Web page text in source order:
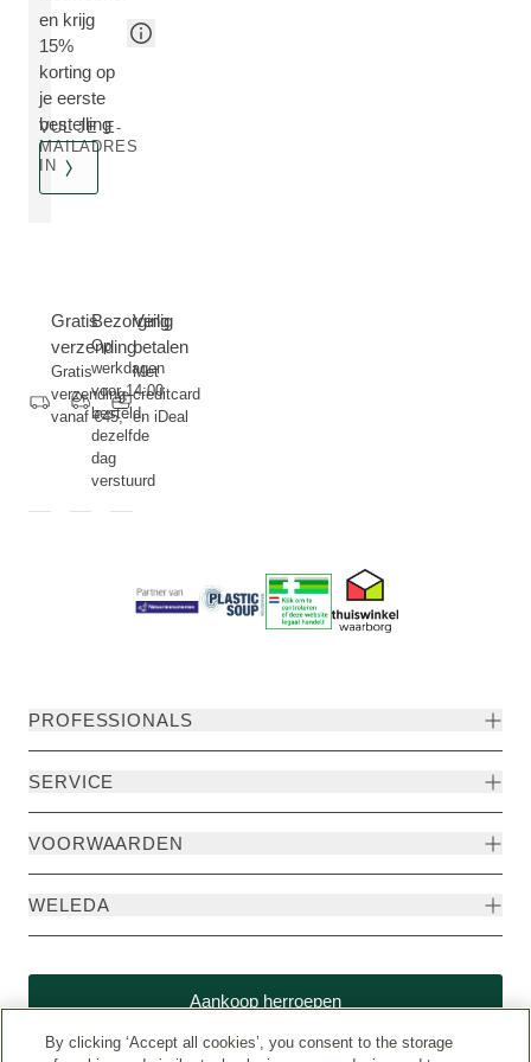
en krijg
15%
korting op
je eerste
bestelling
VUL JE E-
MAILADRES
IN
Gratis
verzending
Gratis
verzending
vanaf €45,-
Bezorging
Op
werkdagen
voor 14:00
besteld,
dezelfde
dag
verstuurd
Veilig
betalen
Met
creditcard
en iDeal
PROFESSIONALS
SERVICE
VOORWAARDEN
WELEDA
Aankoop herroepen
By clicking ‘Accept all cookies’, you consent to the storage